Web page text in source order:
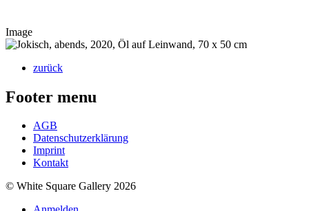
Image
zurück
Footer menu
AGB
Datenschutzerklärung
Imprint
Kontakt
© White Square Gallery 2026